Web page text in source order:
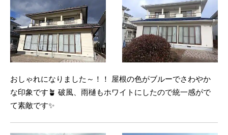
おしゃれになりました～！！ 屋根の色がブルーでさわやか
な印象です🪴 破風、雨樋もホワイトにしたので統一感がで
て素敵です✨